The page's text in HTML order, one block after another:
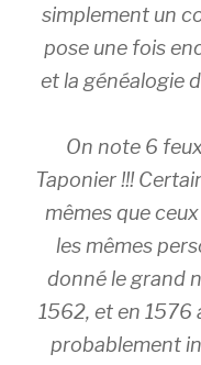
simplement un
pose une fois
et la généalogie
On note 6
Taponier !!!
mêmes que
les mêmes
donné le grand
1562, et en 1576
probablement